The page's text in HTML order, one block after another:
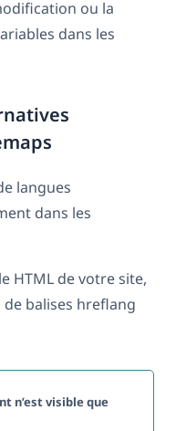
ou la
dans les
langues
dans les
HTML de votre site,
de balises hreflang
n’est visible que